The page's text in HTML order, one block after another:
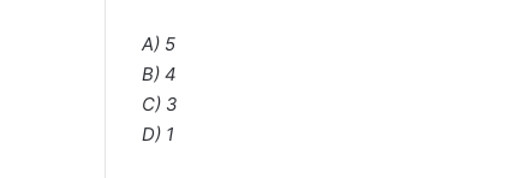
A) 5
B) 4
C) 3
D) 1